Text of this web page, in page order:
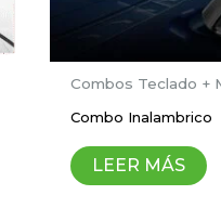
electrónico y sitio
Combos Teclado +
Combo Inalambrico
LEER MÁS